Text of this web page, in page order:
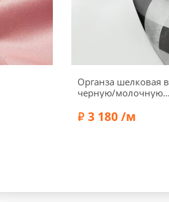
Органза шелковая в
черную/молочную
3 180 /м
Ширина:
135 см